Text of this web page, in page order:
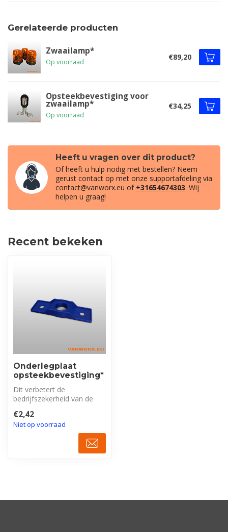
Gerelateerde producten
Zwaailamp*
Op voorraad
€89,20
Opsteekbevestiging voor
zwaailamp*
Op voorraad
€34,25
Heeft u vragen over dit product?
Of heeft u hulp nodig met bestellen? Neem
gerust contact op met onze supportafdeling via
contact@vanworx.eu of +31654674303. Wij
helpen u graag!
Recent bekeken
Onderlegplaat
opsteekbevestiging*
Dit verbetert de
bedrijfszekerheid van de
universeel, ...
€2,42
Niet op voorraad